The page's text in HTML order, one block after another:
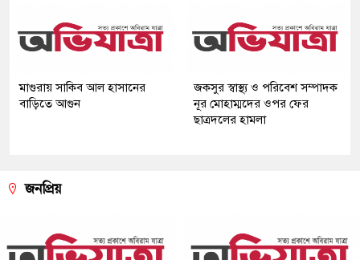
মাগুরায় সাকিব আল হাসানের
বাড়িতে আগুন
জকসুর স্বাস্থ্য ও পরিবেশ সম্পাদক
নূর মোহাম্মদের ওপর ফের
ছাত্রদলের হামলা
জনপ্রিয়